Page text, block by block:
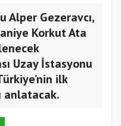
Alper Gezeravcı,
Korkut Ata
Uzay İstasyonu
ilk
anlatacak.